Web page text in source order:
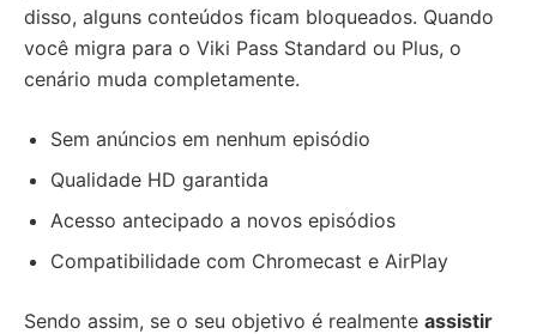
disso, alguns conteúdos ficam bloqueados. Quando
você migra para o Viki Pass Standard ou Plus, o
cenário muda completamente.
Sem anúncios em nenhum episódio
Qualidade HD garantida
Acesso antecipado a novos episódios
Compatibilidade com Chromecast e AirPlay
Sendo assim, se o seu objetivo é realmente assistir